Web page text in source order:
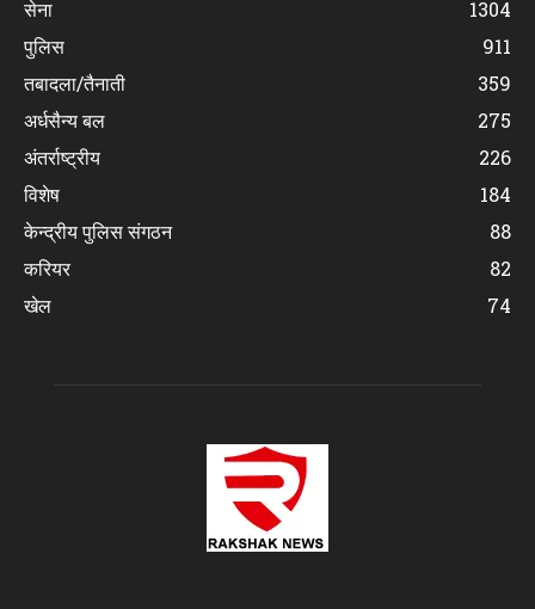
सेना
1304
पुलिस
911
तबादला/तैनाती
359
अर्धसैन्य बल
275
अंतर्राष्ट्रीय
226
विशेष
184
केन्द्रीय पुलिस संगठन
88
करियर
82
खेल
74